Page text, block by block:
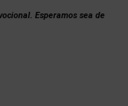
Esperamos sea de